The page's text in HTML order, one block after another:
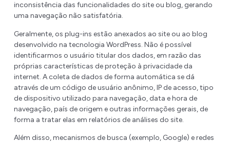
inconsistência das funcionalidades do site ou blog, gerando
uma navegação não satisfatória.
Geralmente, os plug-ins estão anexados ao site ou ao blog
desenvolvido na tecnologia WordPress. Não é possível
identificarmos o usuário titular dos dados, em razão das
próprias características de proteção à privacidade da
internet. A coleta de dados de forma automática se dá
através de um código de usuário anônimo, IP de acesso, tipo
de dispositivo utilizado para navegação, data e hora de
navegação, país de origem e outras informações gerais, de
forma a tratar elas em relatórios de análises do site.
Além disso, mecanismos de busca (exemplo, Google) e redes